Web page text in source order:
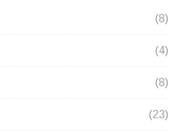
(8)
(4)
(8)
(23)